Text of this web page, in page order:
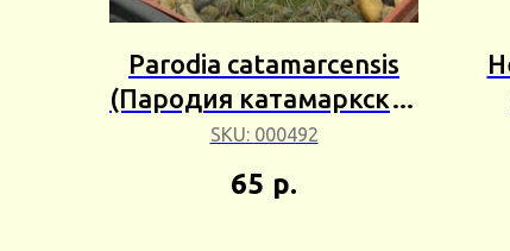
Parodia catamarcensis
(Пародия катамаркская
) 5+шт Сбор 25г
SKU: 000492
65 р.